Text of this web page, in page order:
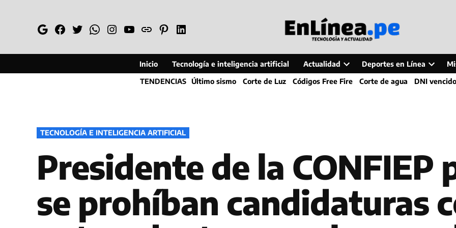
GoogleFacebook
TwitterWhatsapp
Instagram
YouTube
WebPinterestLinkedin
Inicio Tecnología e inteligencia artificial Actualidad
Open
dropdown
Deportes en Línea
Open
dropdown
TENDENCIAS Último sismo Corte de Luz Códigos Free Fire Corte de agua DNI vencido
PUBLICADO
EN
TECNOLOGÍA E INTELIGENCIA ARTIFICIAL
Presidente de la CONFIEP
se prohíban candidaturas